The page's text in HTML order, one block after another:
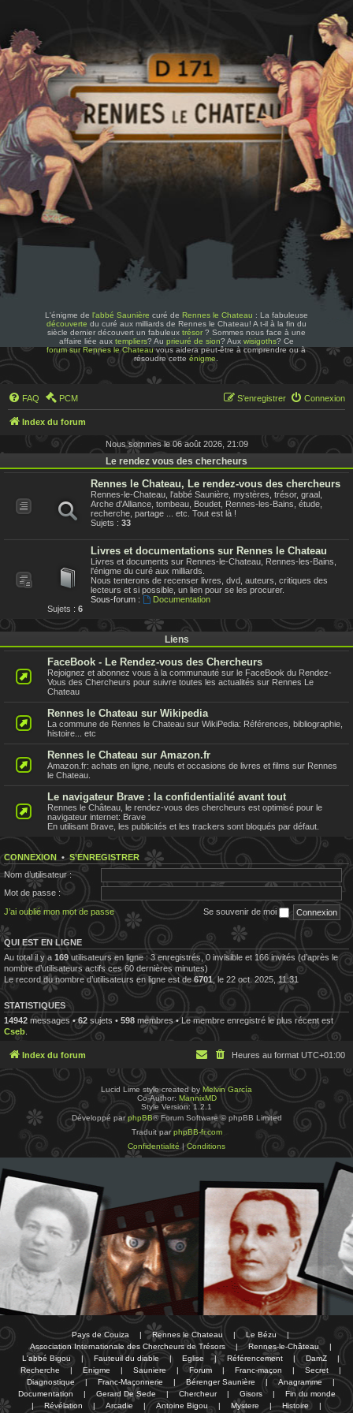
L'énigme de l'abbé Saunière curé de Rennes le Chateau : La fabuleuse
découverte du curé aux milliards de Rennes le Chateau! A t-il à la fin du
siècle dernier découvert un fabuleux trésor? Sommes nous face à une
affaire liée aux templiers? Au prieuré de sion? Aux wisigoths? Ce
forum sur Rennes le Chateauvous aidera peut-être à comprendre ou à
résoudre cetteénigme
FAQ PCM Connexion
S’enregistrer
Index du forum
Nous sommes le 06 août 2026, 21:09
Le rendez vous des chercheurs
Rennes le Chateau, Le rendez-vous des chercheurs
Rennes-le-Chateau, l'abbé Saunière, mystères, trésor, graal,
Arche d'Alliance, tombeau, Boudet, Rennes-les-Bains, étude,
recherche, partage ... etc. Tout est là !
Sujets : 33
Livres et documentations sur Rennes le Chateau
Livres et documents sur Rennes-le-Chateau, Rennes-les-Bains,
l'énigme du curé aux milliards.
Nous tenterons de recenser livres, dvd, auteurs, critiques des
lecteurs et si possible, un lien pour se les procurer.
Sous-forum :
Documentation
Sujets : 6
Liens
FaceBook - Le Rendez-vous des Chercheurs
Rejoignez et abonnez vous à la communauté sur le FaceBook du Rendez-
Vous des Chercheurs pour suivre toutes les actualités sur Rennes Le
Chateau
Rennes le Chateau sur Wikipedia
La commune de Rennes le Chateau sur WikiPedia: Références, bibliographie,
histoire... etc
Rennes le Chateau sur Amazon.fr
Amazon.fr: achats en ligne, neufs et occasions de livres et films sur Rennes
le Chateau.
Le navigateur Brave : la confidentialité avant tout
Rennes le Château, le rendez-vous des chercheurs est optimisé pour le
navigateur internet: Brave
En utilisant Brave, les publicités et les trackers sont bloqués par défaut.
CONNEXION •S’ENREGISTRER
Nom d’utilisateur :
Mot de passe :
J’ai oublié mon mot de passe
Se souvenir de moi
QUI EST EN LIGNE
Au total il y a 169utilisateurs en ligne : 3 enregistrés, 0 invisible et 166 invités (d’après le
nombre d’utilisateurs actifs ces 60 dernières minutes)
Le record du nombre d’utilisateurs en ligne est de6701, le 22 oct. 2025, 11:31
STATISTIQUES
14942 messages •62 sujets • 598 membres • Le membre enregistré le plus récent est
Cseb
Index du forum Heures au format UTC+01:00
Lucid Lime style created by Melvin García
Co-Author: MannixMD
Style Version: 1.2.1
Développé parphpBB® Forum Software © phpBB Limited
Traduit parphpBB-fr.com
Confidentialité |Conditions
Pays de Couiza | Rennes le Chateau | Le Bézu
|
Association Internationale des Chercheurs de Trésors
| Rennes-le-Château
|
L'abbé Bigou
| Fauteuil du diable | Eglise | Référencement | DamZ
|
Recherche
| Enigme | Sauniere | Forum | Franc-maçon | Secret
|
Diagnostique
| Franc-Maçonnerie | Bérenger Saunière | Anagramme
|
Documentation
| Gerard De Sede | Chercheur | Gisors |
Fin du monde
|
Révélation | Arcadie | Antoine Bigou | Mystere | Histoire |